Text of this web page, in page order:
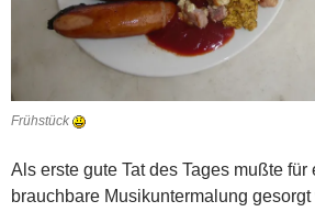
Frühstück
Als erste gute Tat des Tages mußte für
brauchbare Musikuntermalung